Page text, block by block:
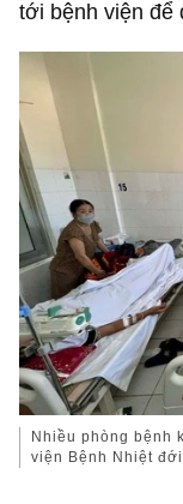
tới bệnh viện
Nhiều phòng bệnh
viện Bệnh Nhiệt